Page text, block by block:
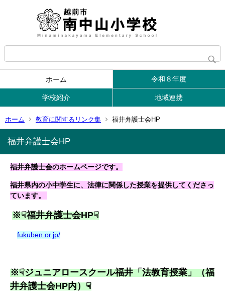
ホーム 令和８年度
学校紹介 地域連携
ホーム 教育に関するリンク集 福井弁護士会HP
福井弁護士会HP
福井弁護士会のホームページです。
福井県内の小中学生に、法律に関係した授業を提供してくださっ
ています。
※☟福井弁護士会HP☟
fukuben.or.jp/
※☟ジュニアロースクール福井「法教育授業」（福
井弁護士会HP内）☟